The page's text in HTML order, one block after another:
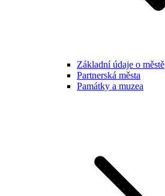
Základní údaje o městě
Partnerská města
Památky a muzea